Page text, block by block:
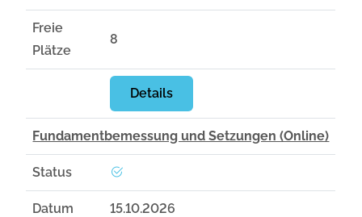
Freie
Plätze
8
Details
Fundamentbemessung und Setzungen (Online)
Status
Datum 15.10.2026